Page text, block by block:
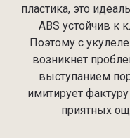
пластика, это
ABS устойчив к
Поэтому с
возникнет
выступанием
имитирует
приятных